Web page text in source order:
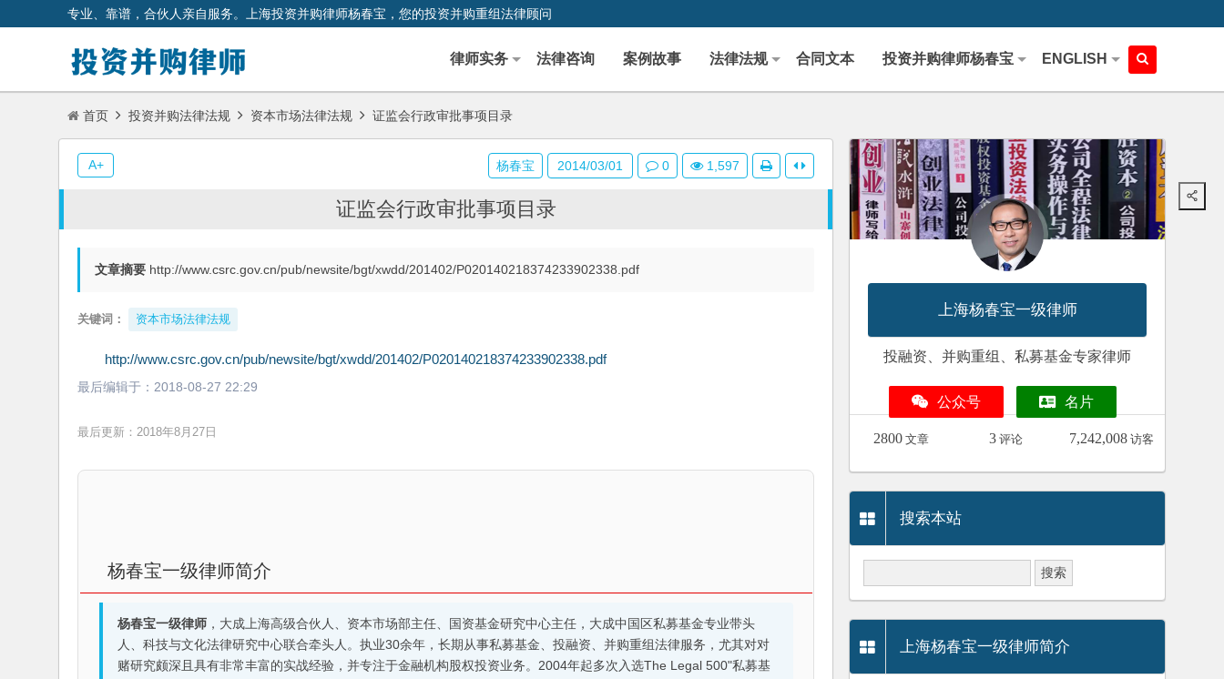
专业、靠谱，合伙人亲自服务。上海投资并购律师杨春宝，您的投资并购重组法律顾问
律师实务 法律咨询 案例故事 法律法规 合同文本 投资并购律师杨春宝 ENGLISH
首页 投资并购法律法规 资本市场法律法规 证监会行政审批事项目录
证监会行政审批事项目录
文章摘要 http://www.csrc.gov.cn/pub/newsite/bgt/xwdd/201402/P020140218374233902338.pdf
关键词： 资本市场法律法规
http://www.csrc.gov.cn/pub/newsite/bgt/xwdd/201402/P020140218374233902338.pdf
最后编辑于： 2018-08-27 22:29
最后更新：2018年8月27日
杨春宝一级律师简介
杨春宝一级律师，大成上海高级合伙人、资本市场部主任、国资基金研究中心主任，大成中国区私募基金专业带头
人、科技与文化法律研究中心联合牵头人。执业30余年，长期从事私募基金、投融资、并购重组法律服务，尤其对对
赌研究颇深且具有非常丰富的实战经验，并专注于金融机构股权投资业务。2004年起多次入选The Legal 500"私募基
杨春宝 2014/03/01 0 1,597
A+
上海杨春宝一级律师
投融资、并购重组、私募基金专家律师
公众号 名片
2800 文章 3 评论 7,242,008 访客
搜索本站
上海杨春宝一级律师简介